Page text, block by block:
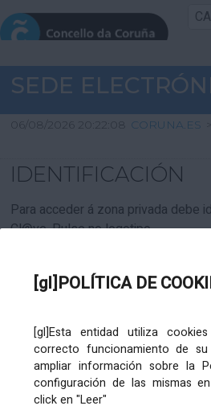
[gl]POLÍTICA DE
[gl]Esta entidad utiliza
correcto funcionamiento de
ampliar información sobre la
configuración de las mismas
click en "Leer"
INICIO
INICIO
INFORMACIÓN
CARTAFOL
SEDE
06/08/2026 20:22:08 CORUNA.ES
IDENTIFICACIÓN
Para acceder á zona privada debe
Cl@ve. Pulse no logotipo